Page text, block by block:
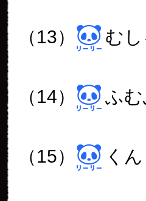
（13） む
（14） ふ
（15） く